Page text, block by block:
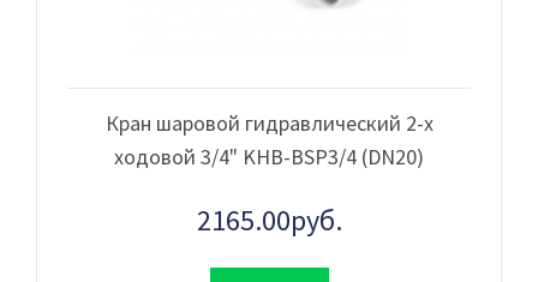
Кран шаровой гидравлический 2-х
ходовой 3/4" KHB-BSP3/4 (DN20)
2165.00руб.